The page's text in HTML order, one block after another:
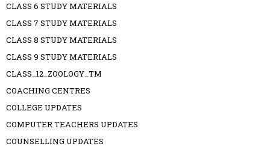
CLASS 6 STUDY MATERIALS
CLASS 7 STUDY MATERIALS
CLASS 8 STUDY MATERIALS
CLASS 9 STUDY MATERIALS
CLASS_12_ZOOLOGY_TM
COACHING CENTRES
COLLEGE UPDATES
COMPUTER TEACHERS UPDATES
COUNSELLING UPDATES